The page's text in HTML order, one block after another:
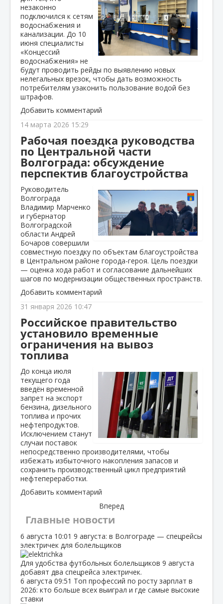
незаконно
подключился к сетям
водоснабжения и
канализации. До 10
июня специалисты
«Концессий
водоснабжения» не
будут проводить рейды по выявлению новых
нелегальных врезок, чтобы дать возможность
потребителям узаконить пользование водой без
штрафов.
Добавить комментарий
14 марта 2026 15:29
Рабочая поездка руководства
по Центральной части
Волгограда: обсуждение
перспектив благоустройства
Руководитель
Волгограда
Владимир Марченко
и губернатор
Волгоградской
области Андрей
Бочаров совершили
совместную поездку по объектам благоустройства
в Центральном районе города-героя. Цель поездки
— оценка хода работ и согласование дальнейших
шагов по модернизации общественных пространств.
Добавить комментарий
31 января 2026 10:47
Российское правительство
установило временные
ограничения на вывоз
топлива
До конца июля
текущего года
введён временной
запрет на экспорт
бензина, дизельного
топлива и прочих
нефтепродуктов.
Исключением станут
случаи поставок
непосредственно производителями, чтобы
избежать избыточного накопления запасов и
сохранить производственный цикл предприятий
нефтепереработки.
Добавить комментарий
Вперед
Главные новости
6 августа 10:01 9 августа: в Волгограде — спецрейсы
электричек для болельщиков
Для удобства футбольных болельщиков 9 августа
добавят два спецрейса электричек.
6 августа 09:51 Топ профессий по росту зарплат в
2026: кто больше всех выиграл и где самые высокие
ставки